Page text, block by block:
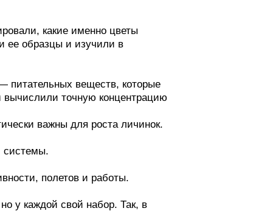
какие именно цветы
ее образцы и изучили в
питательных веществ, которые
точную концентрацию
важны для роста личинок.
системы.
полетов и работы.
у каждой свой набор. Так, в